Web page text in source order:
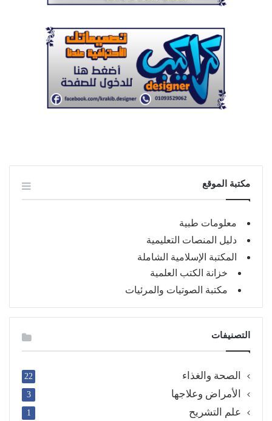
مكتبة الموقع
معلومات طبية
دليل المنصات التعليمية
المكتبة الإسلامية الشاملة
خزانة الكتب العلمية
مكتبة الصوتيات والمرئيات
التصنيفات
الصحة والغذاء 22
الأمراض وعلاجها 3
علم التشريح 1